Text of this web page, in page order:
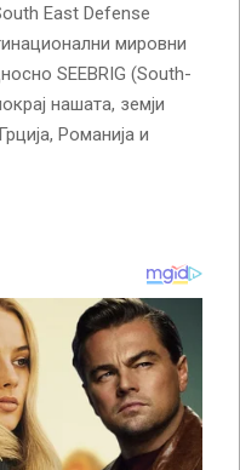
East Defense
мировни
SEEBRIG (South-
нашата, земји
Романија и